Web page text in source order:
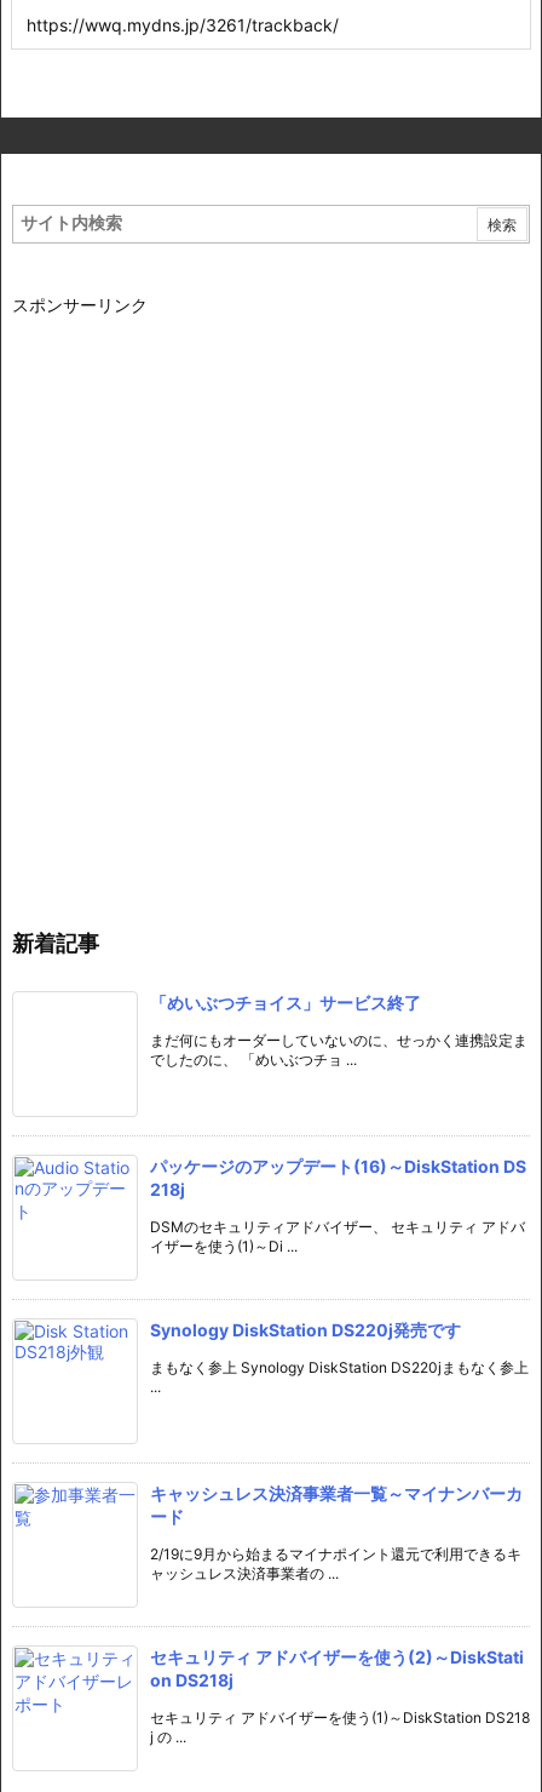
スポンサーリンク
新着記事
「めいぶつチョイス」サービス終了
まだ何にもオーダーしていないのに、せっかく連携設定ま
でしたのに、 「めいぶつチョ ...
パッケージのアップデート(16)～DiskStation DS
218j
DSMのセキュリティアドバイザー、 セキュリティ アドバ
イザーを使う(1)～Di ...
Synology DiskStation DS220j発売です
まもなく参上 Synology DiskStation DS220jまもなく参上
...
キャッシュレス決済事業者一覧～マイナンバーカ
ード
2/19に9月から始まるマイナポイント還元で利用できるキ
ャッシュレス決済事業者の ...
セキュリティ アドバイザーを使う(2)～DiskStati
on DS218j
セキュリティ アドバイザーを使う(1)～DiskStation DS218
j の ...